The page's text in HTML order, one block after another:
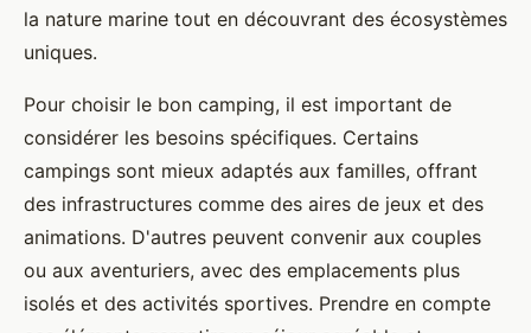
la nature marine tout en découvrant des écosystèmes
uniques.
Pour choisir le bon camping, il est important de
considérer les besoins spécifiques. Certains
campings sont mieux adaptés aux familles, offrant
des infrastructures comme des aires de jeux et des
animations. D'autres peuvent convenir aux couples
ou aux aventuriers, avec des emplacements plus
isolés et des activités sportives. Prendre en compte